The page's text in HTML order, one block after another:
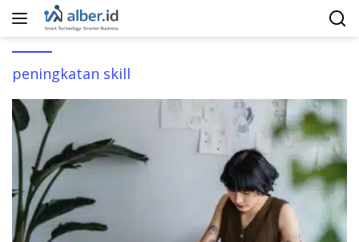
Langsung
peningkatan skill